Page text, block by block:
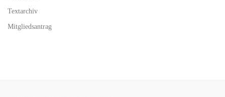
Textarchiv
Mitgliedsantrag